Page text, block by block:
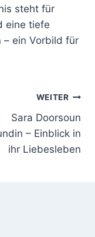
steht für
eine tiefe
– ein Vorbild für
WEITER
Sara Doorsoun
– Einblick in
ihr Liebesleben